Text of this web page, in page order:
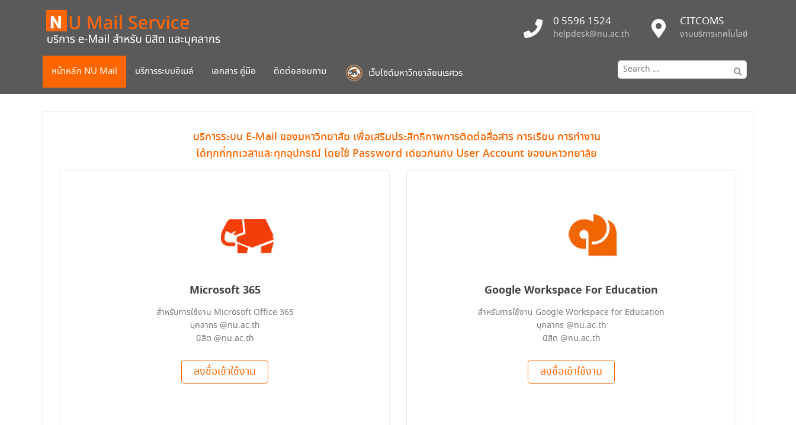
0 5596 1524
helpdesk@nu.ac.th
CITCOMS
งานบริการเทคโนโลยี
หน้าหลัก NU Mail บริการระบบอีเมล์ เอกสาร คู่มือ ติดต่อสอบถาม เว็บไซต์มหาวิทยาลัยนเรศวร
บริการระบบ E-Mail ของมหาวิทยาลัย เพื่อเสริมประสิทธิภาพการติดต่อสื่อสาร การเรียน การทำงาน
ได้ทุกที่ทุกเวลาและทุกอุปกรณ์ โดยใช้ Password เดียวกันกับ User Account ของมหาวิทยาลัย
Microsoft 365
สำหรับการใช้งาน Microsoft Office 365
บุคลากร @nu.ac.th
นิสิต @nu.ac.th
ลงชื่อเข้าใช้งาน
Google Workspace For Education
สำหรับการใช้งาน Google Workspace for Education
บุคลากร @nu.ac.th
นิสิต @nu.ac.th
ลงชื่อเข้าใช้งาน